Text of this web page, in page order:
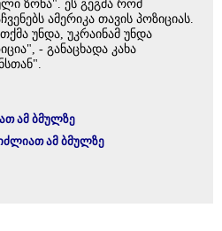
ზონა". ეს გეგმა რომ
ამერიკა თავის პოზიციას.
უნდა, უკრაინამ უნდა
- განაცხადა კახა
ამ ბმულზე
ამ ბმულზე